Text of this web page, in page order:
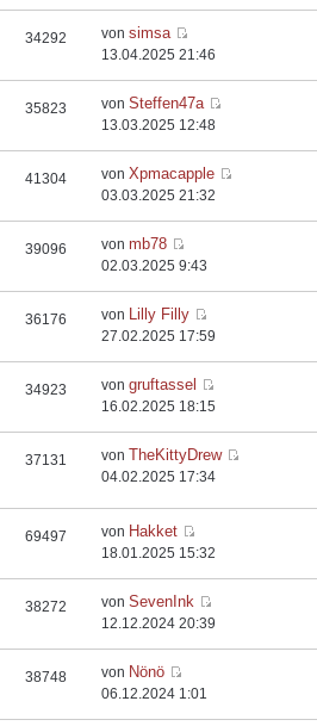
34292 vonsimsa
13.04.2025 21:46
35823 vonSteffen47a
13.03.2025 12:48
41304 vonXpmacapple
03.03.2025 21:32
39096 vonmb78
02.03.2025 9:43
36176 von Lilly Filly
27.02.2025 17:59
34923 vongruftassel
16.02.2025 18:15
37131 von TheKittyDrew
04.02.2025 17:34
69497 von Hakket
18.01.2025 15:32
38272 vonSevenInk
12.12.2024 20:39
38748 von Nönö
06.12.2024 1:01